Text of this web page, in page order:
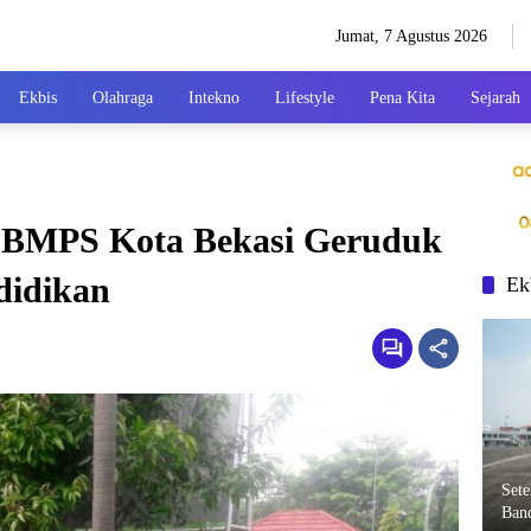
Jumat, 7 Agustus 2026
Ekbis Olahraga Intekno Lifestyle Pena Kita Sejarah
Kota Bekasi Geruduk